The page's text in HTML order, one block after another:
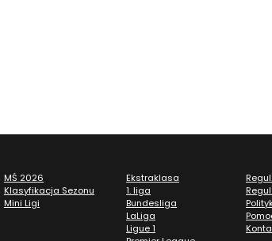
MŚ 2026
Klasyfikacja Sezonu
Mini Ligi
Ekstraklasa
1. liga
Bundesliga
LaLiga
Ligue 1